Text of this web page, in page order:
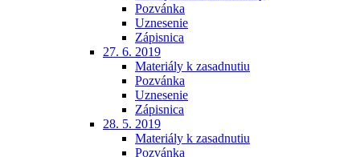
Pozvánka
Uznesenie
Zápisnica
27. 6. 2019
Materiály k zasadnutiu
Pozvánka
Uznesenie
Zápisnica
28. 5. 2019
Materiály k zasadnutiu
Pozvánka